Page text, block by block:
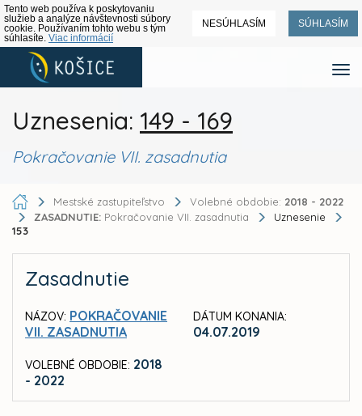
Tento web používa k poskytovaniu
služieb a analýze návštevnosti súbory
cookie. Používaním tohto webu s tým
súhlasíte. Viac informácií
NESÚHLASÍM SÚHLASÍM
Uznesenia: 149 - 169
Pokračovanie VII. zasadnutia
Mestské zastupiteľstvo Volebné obdobie: 2018 - 2022
ZASADNUTIE: Pokračovanie VII. zasadnutia
Uznesenie
153
Zasadnutie
NÁZOV: POKRAČOVANIE
VII. ZASADNUTIA
VOLEBNÉ OBDOBIE: 2018
- 2022
DÁTUM KONANIA:
04.07.2019